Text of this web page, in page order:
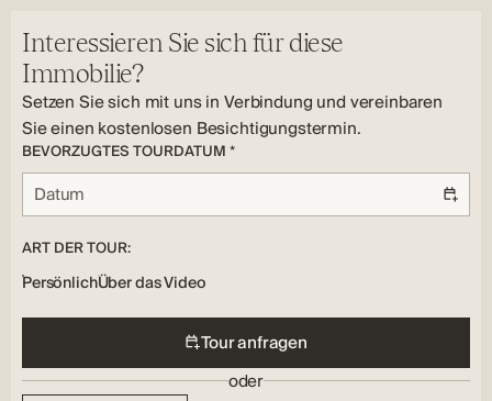
Versorgungsunternehmen:
Elektrizität, Wasser
Bodenbelag Typ:
Laminat, Keramische Kacheln
Heizung Typ:
Unterflur, Klimatisierung
Schlüssel im Besitz:
Nein
Anzahl der Badezimmer:
EV-Ladegerät, Parken
Interessieren Sie sich für diese
Immobilie?
Setzen Sie sich mit uns in Verbindung und vereinbaren
Sie einen kostenlosen Besichtigungstermin.
BEVORZUGTES TOURDATUM *
ART DER TOUR:
PersönlichÜber das Video
Tour anfragen
oder